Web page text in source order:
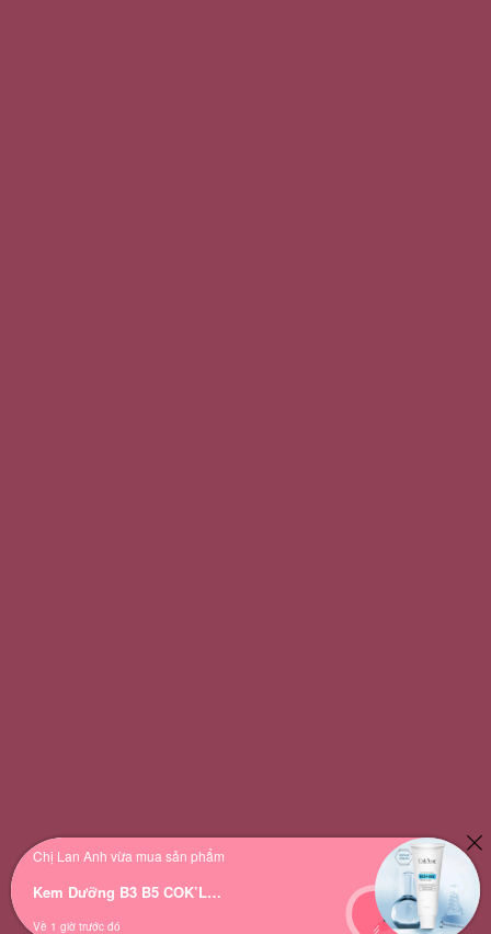
Chị Lan Anh vừa mua sản phẩm
Kem Dưỡng B3 B5 COK’LEAR: Phục Hồi, Cấp Nước & Căng Bóng
Về 1 giờ trước đó